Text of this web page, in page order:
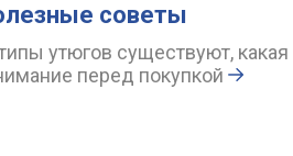
советы
утюгов существуют,
перед покупкой